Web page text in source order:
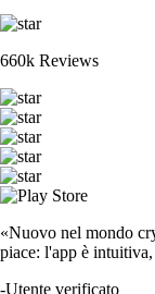
660k Reviews
«Nuovo nel mondo
piace: l'app è
-Utente verificato